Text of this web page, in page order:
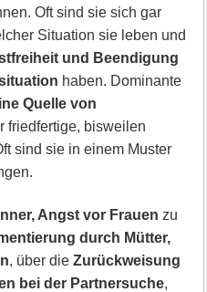
Oft sind sie sich gar
Situation sie leben und
und Beendigung
haben. Dominante
Quelle von
friedfertige, bisweilen
sind sie in einem Muster
Angst vor Frauen zu
durch Mütter,
, über die Zurückweisung
bei der Partnersuche,